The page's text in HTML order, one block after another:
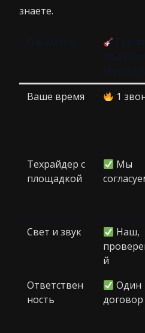
знаете.
Ваше время
1
Техрайдер с
площадкой
Мы
Свет и звук
Наш,
й
Ответствен
ность
Один
договор